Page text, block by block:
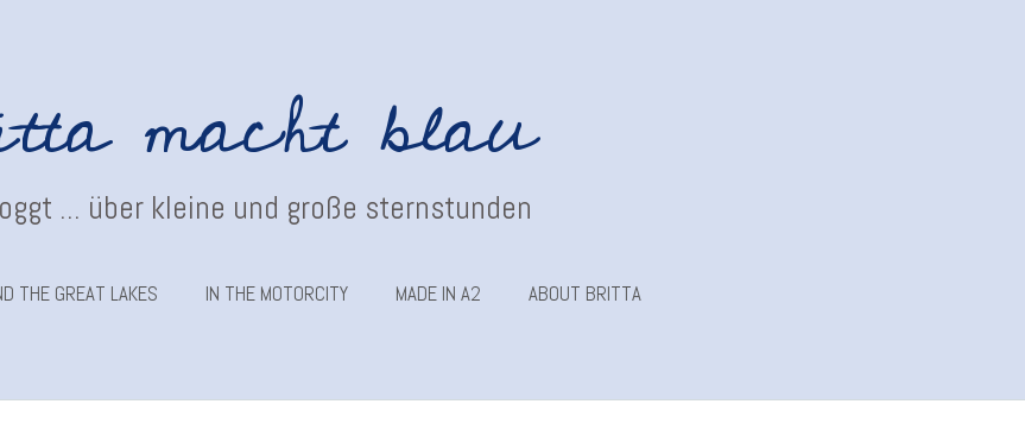
macht blau
... über kleine und große sternstunden
THE GREAT LAKES IN THE MOTORCITY MADE IN A2 ABOUT BRITTA